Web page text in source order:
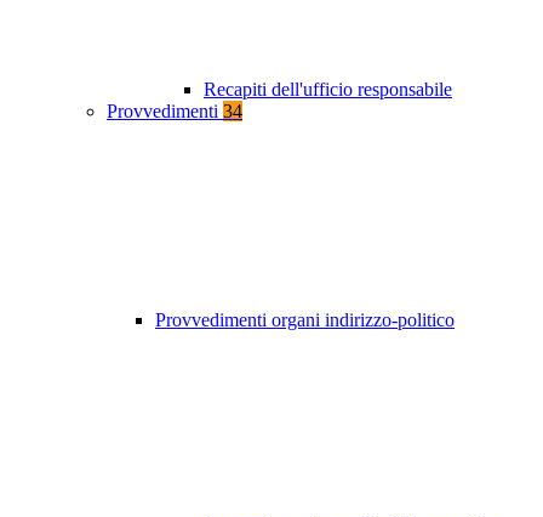
Recapiti dell'ufficio responsabile
Provvedimenti 34
Provvedimenti organi indirizzo-politico